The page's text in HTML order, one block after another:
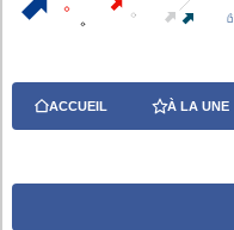
ACCUEIL À LA UNE